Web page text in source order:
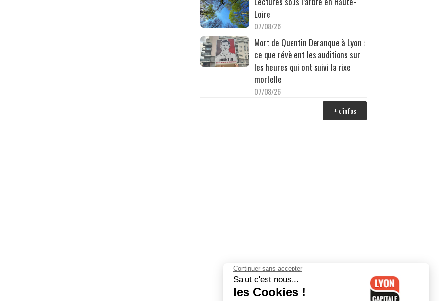
Loire
07/08/26
Mort de Quentin Deranque à Lyon :
ce que révèlent les auditions sur
les heures qui ont suivi la rixe
mortelle
07/08/26
+ d'infos